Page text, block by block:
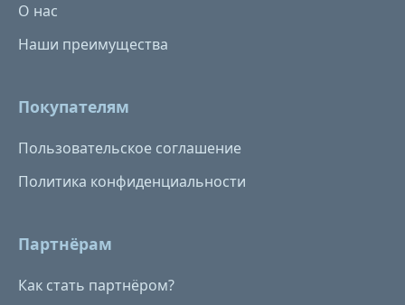
О нас
Наши преимущества
Покупателям
Пользовательское соглашение
Политика конфиденциальности
Партнёрам
Как стать партнёром?